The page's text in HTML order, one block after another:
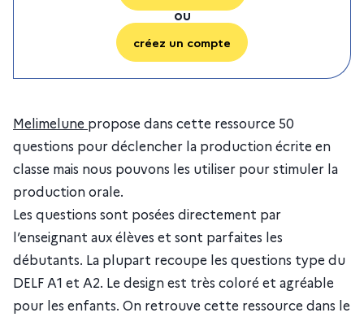
ou
créez un compte
Melimelune propose dans cette ressource 50
questions pour déclencher la production écrite en
classe mais nous pouvons les utiliser pour stimuler la
production orale.
Les questions sont posées directement par
l’enseignant aux élèves et sont parfaites les
débutants. La plupart recoupe les questions type du
DELF A1 et A2. Le design est très coloré et agréable
pour les enfants. On retrouve cette ressource dans le